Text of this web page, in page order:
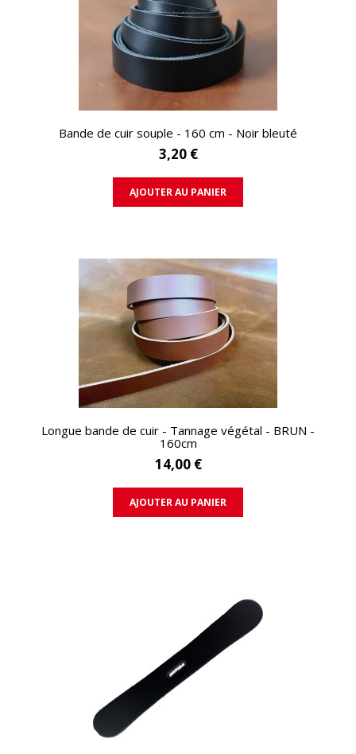
APERÇU RAPIDE
Bande de cuir souple - 160 cm - Noir bleuté
3,20 €
AJOUTER AU PANIER
APERÇU RAPIDE
Longue bande de cuir - Tannage végétal - BRUN -
160cm
14,00 €
AJOUTER AU PANIER